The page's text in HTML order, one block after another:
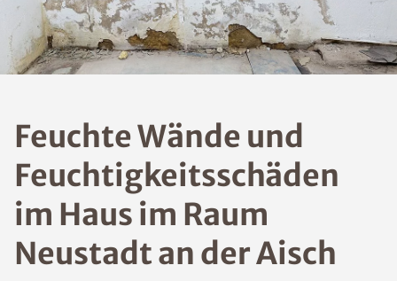
Feuchte Wände und
Feuchtigkeitsschäde
n im Haus im Raum
Neustadt an der Aisch